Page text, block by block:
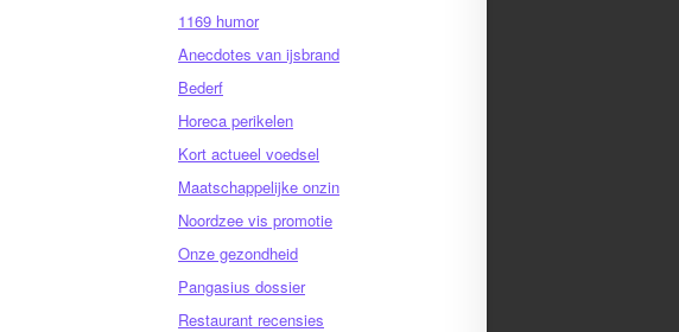
1169 humor
Anecdotes van ijsbrand
Bederf
Horeca perikelen
Kort actueel voedsel
Maatschappelijke onzin
Noordzee vis promotie
Onze gezondheid
Pangasius dossier
Restaurant recensies